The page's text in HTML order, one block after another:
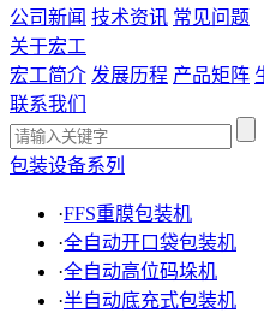
公司新闻 技术资讯 常见问题
关于宏工
宏工简介 发展历程 产品矩阵
联系我们
包装设备系列
·FFS重膜包装机
·全自动开口袋包装机
·全自动高位码垛机
·半自动底充式包装机